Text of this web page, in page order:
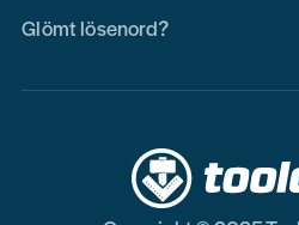
Glömt lösenord?